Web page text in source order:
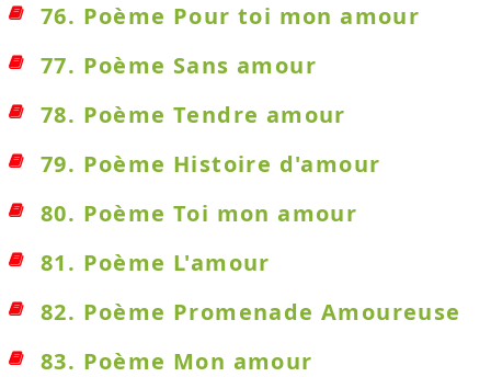
76. Poème Pour toi mon amour
77. Poème Sans amour
78. Poème Tendre amour
79. Poème Histoire d'amour
80. Poème Toi mon amour
81. Poème L'amour
82. Poème Promenade Amoureuse
83. Poème Mon amour